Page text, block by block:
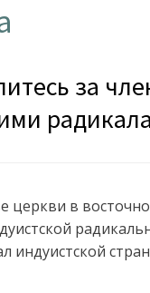
за
церкви в
индуистской